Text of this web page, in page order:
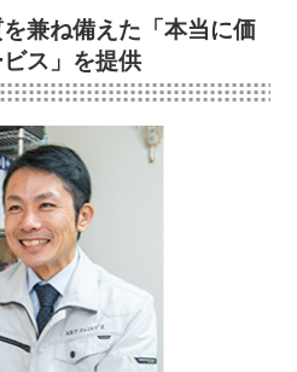
兼ね備えた 「本当に価
ス」を提供